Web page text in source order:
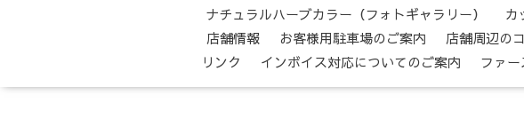
ナチュラルハーブカラー（フォトギャラリー）
カ
店舗情報
お客様用駐車場のご案内 店舗周辺の
リンク
インボイス対応についてのご案内 ファ